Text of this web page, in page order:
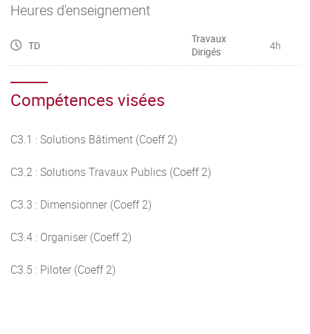
Heures d'enseignement
TD
Travaux
Dirigés
4h
Compétences visées
C3.1 : Solutions Bâtiment (Coeff 2)
C3.2 : Solutions Travaux Publics (Coeff 2)
C3.3 : Dimensionner (Coeff 2)
C3.4 : Organiser (Coeff 2)
C3.5 : Piloter (Coeff 2)